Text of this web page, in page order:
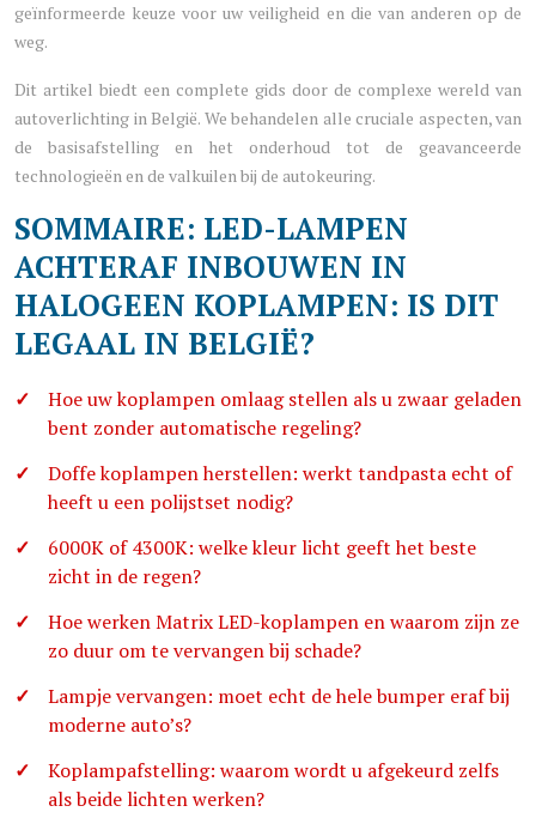
geïnformeerde keuze voor uw veiligheid en die van anderen op de
weg.
Dit artikel biedt een complete gids door de complexe wereld van
autoverlichting in België. We behandelen alle cruciale aspecten, van
de basisafstelling en het onderhoud tot de geavanceerde
technologieën en de valkuilen bij de autokeuring.
SOMMAIRE: LED-LAMPEN
ACHTERAF INBOUWEN IN
HALOGEEN KOPLAMPEN: IS DIT
LEGAAL IN BELGIË?
Hoe uw koplampen omlaag stellen als u zwaar geladen
bent zonder automatische regeling?
Doffe koplampen herstellen: werkt tandpasta echt of
heeft u een polijstset nodig?
6000K of 4300K: welke kleur licht geeft het beste
zicht in de regen?
Hoe werken Matrix LED-koplampen en waarom zijn ze
zo duur om te vervangen bij schade?
Lampje vervangen: moet echt de hele bumper eraf bij
moderne auto’s?
Koplampafstelling: waarom wordt u afgekeurd zelfs
als beide lichten werken?